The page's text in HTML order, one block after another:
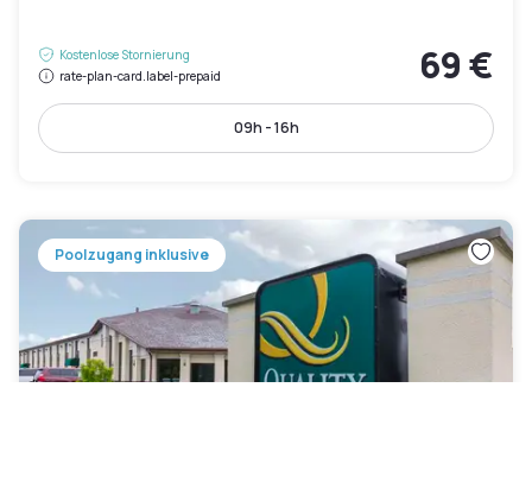
Kostenlose Stornierung
rate-plan-card.label-prepaid
69 €
09h - 16h
Poolzugang inklusive